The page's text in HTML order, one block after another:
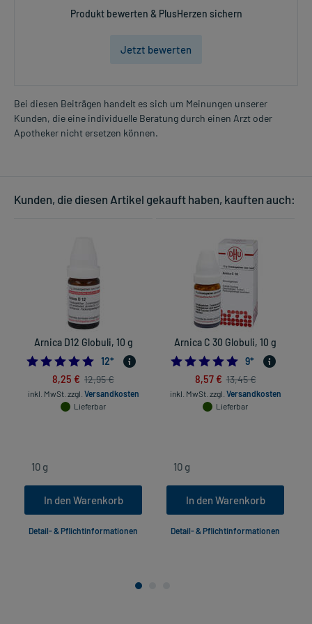
Produkt bewerten & PlusHerzen sichern
Jetzt bewerten
Bei diesen Beiträgen handelt es sich um Meinungen unserer
Kunden, die eine individuelle Beratung durch einen Arzt oder
Apotheker nicht ersetzen können.
Kunden, die diesen Artikel gekauft haben, kauften auch:
Arnica D12 Globuli, 10 g
5.0
12*
8,25 € 12,95 €
inkl. MwSt. zzgl. Versandkosten
Lieferbar
In den Warenkorb
Detail- & Pflichtinformationen
Arnica C 30 Globuli, 10 g
9*
8,57 € 13,45 €
inkl. MwSt. zzgl. Versandkosten
Lieferbar
In den Warenkorb
Detail- & Pflichtinformationen